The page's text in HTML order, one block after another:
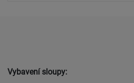
Vybavení sloupy: